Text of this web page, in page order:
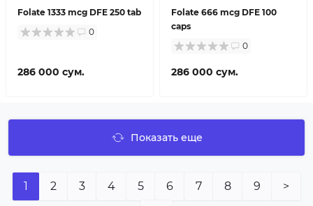
Folate 1333 mcg DFE 250 tab
0
286 000 сум.
Folate 666 mcg DFE 100
caps
0
286 000 сум.
Показать еще
1 2 3 4 5 6 7 8 9 >